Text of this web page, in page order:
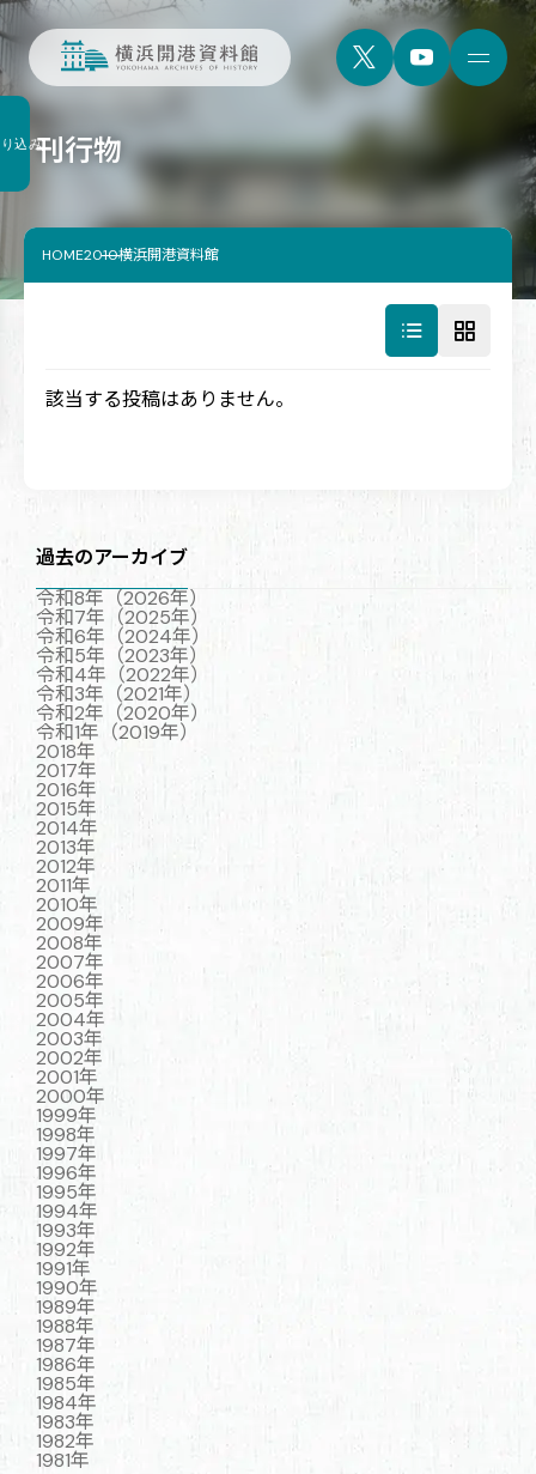
刊行物
HOME2010横浜開港資料館
該当する投稿はありません。
込み
過去のアーカイブ
令和8年（2026年）
令和7年（2025年）
令和6年（2024年）
令和5年（2023年）
令和4年（2022年）
令和3年（2021年）
令和2年（2020年）
令和1年（2019年）
2018年
2017年
2016年
2015年
2014年
2013年
2012年
2011年
2010年
2009年
2008年
2007年
2006年
2005年
2004年
2003年
2002年
2001年
2000年
1999年
1998年
1997年
1996年
1995年
1994年
1993年
1992年
1991年
1990年
1989年
1988年
1987年
1986年
1985年
1984年
1983年
1982年
1981年